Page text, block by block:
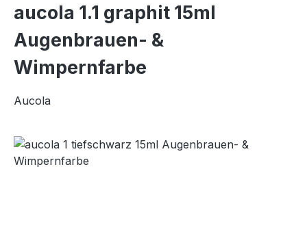
aucola 1.1 graphit 15ml
Augenbrauen- &
Wimpernfarbe
Aucola
Bildergalerie überspringen